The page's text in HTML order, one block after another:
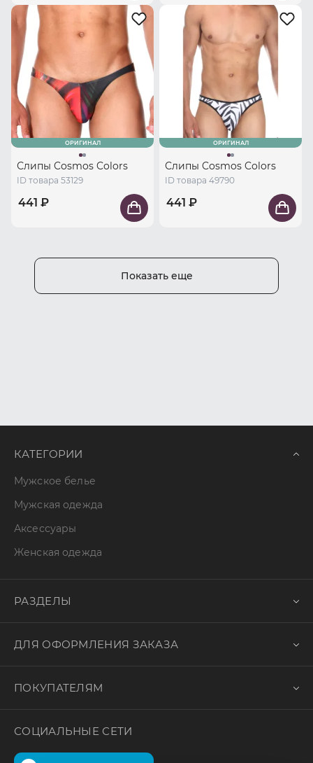
ОРИГИНАЛ
Слипы Cosmos Colors
ID товара 53129
441 ₽
ОРИГИНАЛ
Слипы Cosmos Colors
ID товара 49790
441 ₽
Показать еще
КАТЕГОРИИ
Мужское белье
Мужская одежда
Аксессуары
Женская одежда
РАЗДЕЛЫ
ДЛЯ ОФОРМЛЕНИЯ ЗАКАЗА
ПОКУПАТЕЛЯМ
СОЦИАЛЬНЫЕ СЕТИ